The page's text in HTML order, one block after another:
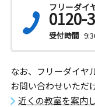
フリーダイ
0120-
受付時間
なお、フリーダイヤ
お問い合わせいただ
近くの教室を案内